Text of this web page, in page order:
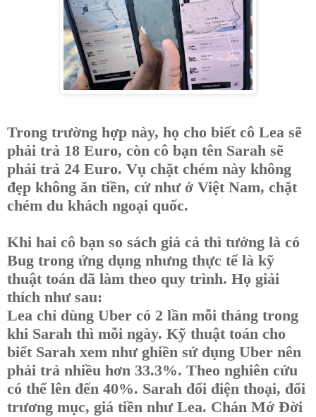
Trong trường hợp này, họ cho biết cô Lea sẽ
phải trả 18 Euro, còn cô bạn tên Sarah sẽ
phải trả 24 Euro. Vụ chặt chém này không
đẹp không ăn tiền, cứ như ở Việt Nam, chặt
chém du khách ngoại quốc.
Khi hai cô bạn so sách giá cả thì tưởng là có
Bug trong ứng dụng nhưng thực tế là kỹ
thuật toán đã làm theo quy trình. Họ giải
thích như sau:
Lea chỉ dùng Uber có 2 lần mỗi tháng trong
khi Sarah thì mỗi ngày. Kỹ thuật toán cho
biết Sarah xem như ghiền sử dụng Uber nên
phải trả nhiều hơn 33.3%. Theo nghiên cứu
có thể lên đến 40%. Sarah đổi điện thoại, đổi
trương mục, giá tiền như Lea. Chán Mớ Đời